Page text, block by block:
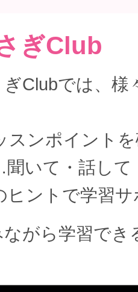
ぎClub
ぎClubでは、様
スンポイント
いて・話して
ヒントで学習
がら学習でき